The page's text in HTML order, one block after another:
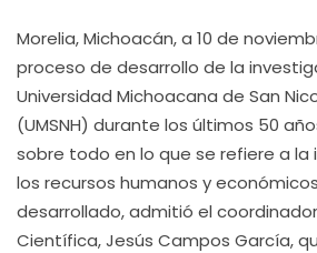
Morelia, Michoacán, a 10 de
proceso de desarrollo de la
Universidad Michoacana de San
(UMSNH) durante los últimos 50
sobre todo en lo que se refiere a la
los recursos humanos y
desarrollado, admitió el
Científica, Jesús Campos García,